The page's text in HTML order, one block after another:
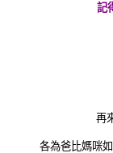
記
再
各為爸比媽咪